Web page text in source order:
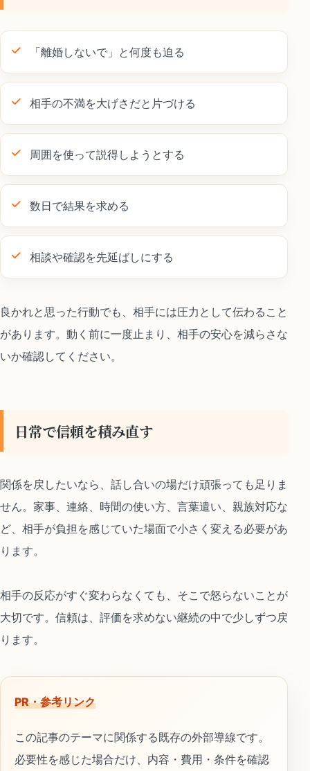
「離婚しないで」と何度も迫る
相手の不満を大げさだと片づける
周囲を使って説得しようとする
数日で結果を求める
相談や確認を先延ばしにする
良かれと思った行動でも、相手には圧力として伝わること
があります。動く前に一度止まり、相手の安心を減らさな
いか確認してください。
日常で信頼を積み直す
関係を戻したいなら、話し合いの場だけ頑張っても足りま
せん。家事、連絡、時間の使い方、言葉遣い、親族対応な
ど、相手が負担を感じていた場面で小さく変える必要があ
ります。
相手の反応がすぐ変わらなくても、そこで怒らないことが
大切です。信頼は、評価を求めない継続の中で少しずつ戻
ります。
PR・参考リンク
この記事のテーマに関係する既存の外部導線です。
必要性を感じた場合だけ、内容・費用・条件を確認